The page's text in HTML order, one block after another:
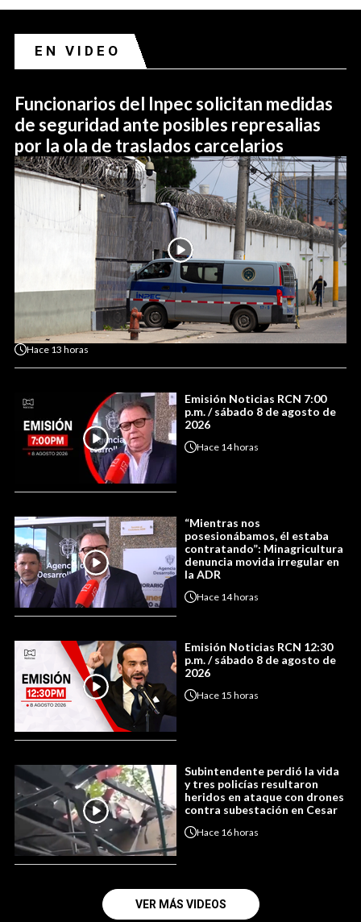
EN VIDEO
Funcionarios del Inpec solicitan medidas
de seguridad ante posibles represalias
por la ola de traslados carcelarios
Hace 13 horas
Emisión Noticias RCN 7:00
p.m. / sábado 8 de agosto de
2026
Hace 14 horas
“Mientras nos
posesionábamos, él estaba
contratando”: Minagricultura
denuncia movida irregular en
la ADR
Hace 14 horas
Emisión Noticias RCN 12:30
p.m. / sábado 8 de agosto de
2026
Hace 15 horas
Subintendente perdió la vida
y tres policías resultaron
heridos en ataque con drones
contra subestación en Cesar
Hace 16 horas
VER MÁS VIDEOS